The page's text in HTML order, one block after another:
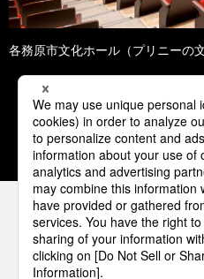
各務原市文化ホール（プリニーの
1 2 3
パナソニックの電気